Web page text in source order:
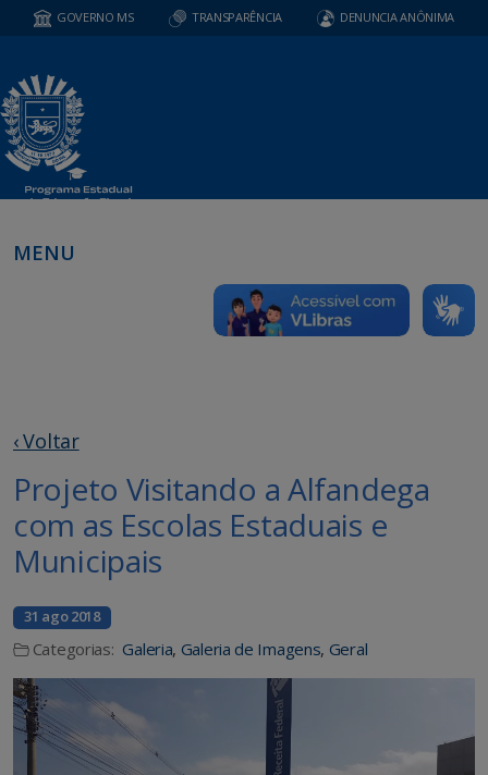
GOVERNO MS TRANSPARÊNCIA DENUNCIA ANÔNIMA
MENU
‹ Voltar
Projeto Visitando a Alfandega
com as Escolas Estaduais e
Municipais
31 ago 2018
Categorias: Galeria, Galeria de Imagens, Geral